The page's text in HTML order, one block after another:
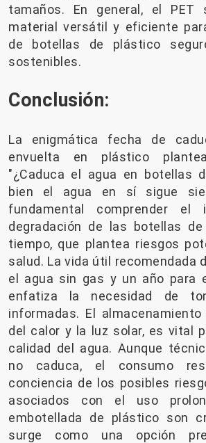
tamaños. En general, el PET
material versátil y eficiente
de botellas de plástico
sostenibles.
Conclusión:
La enigmática fecha de
envuelta en plástico
"¿Caduca el agua en botellas
bien el agua en sí sigue
fundamental comprender
degradación de las botellas
tiempo, que plantea riesgos
salud. La vida útil recomendada
el agua sin gas y un año para
enfatiza la necesidad de
informadas. El almacenamiento
del calor y la luz solar, es vital
calidad del agua. Aunque
no caduca, el consumo
conciencia de los posibles
asociados con el uso
embotellada de plástico son
surge como una opción